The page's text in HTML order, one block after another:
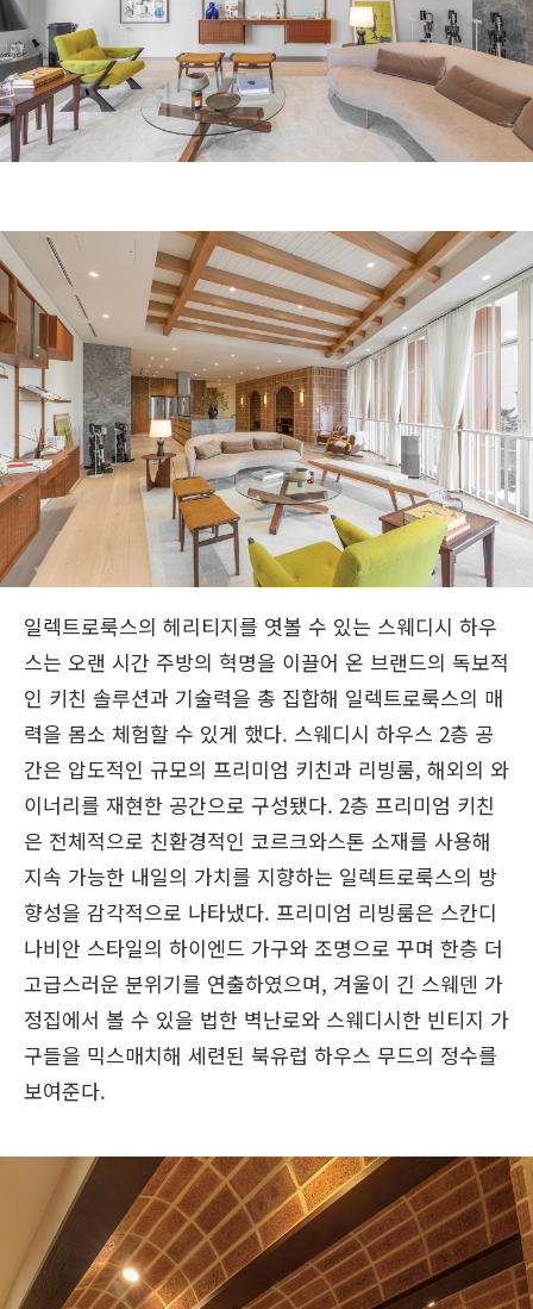
일렉트로룩스의 헤리티지를 엿볼 수 있는 스웨디시 하우
스는 오랜 시간 주방의 혁명을 이끌어 온 브랜드의 독보적
인 키친 솔루션과 기술력을 총 집합해 일렉트로룩스의 매
력을 몸소 체험할 수 있게 했다. 스웨디시 하우스 2층 공
간은 압도적인 규모의 프리미엄 키친과 리빙룸, 해외의 와
이너리를 재현한 공간으로 구성됐다. 2층 프리미엄 키친
은 전체적으로 친환경적인 코르크와스톤 소재를 사용해
지속 가능한 내일의 가치를 지향하는 일렉트로룩스의 방
향성을 감각적으로 나타냈다. 프리미엄 리빙룸은 스칸디
나비안 스타일의 하이엔드 가구와 조명으로 꾸며 한층 더
고급스러운 분위기를 연출하였으며, 겨울이 긴 스웨덴 가
정집에서 볼 수 있을 법한 벽난로와 스웨디시한 빈티지 가
구들을 믹스매치해 세련된 북유럽 하우스 무드의 정수를
보여준다.